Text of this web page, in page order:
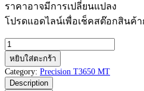
ราคาอาจมีการเปลี่ยนแปลง
โปรดแอดไลน์เพื่อเช็คสต๊อกสินค้
จำนวน
DELL
Precision
T3650
หยิบใส่ตะกร้า
Category: Precision T3650 MT
Description